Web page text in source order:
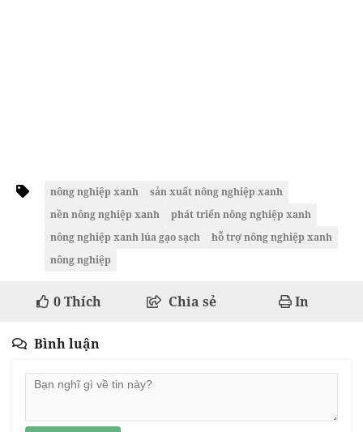
nông nghiệp xanh
sản xuất nông nghiệp xanh
nền nông nghiệp xanh
phát triển nông nghiệp xanh
nông nghiệp xanh lúa gạo sạch
hỗ trợ nông nghiệp xanh
nông nghiệp
0Thích Chia sẻ In
Bình luận